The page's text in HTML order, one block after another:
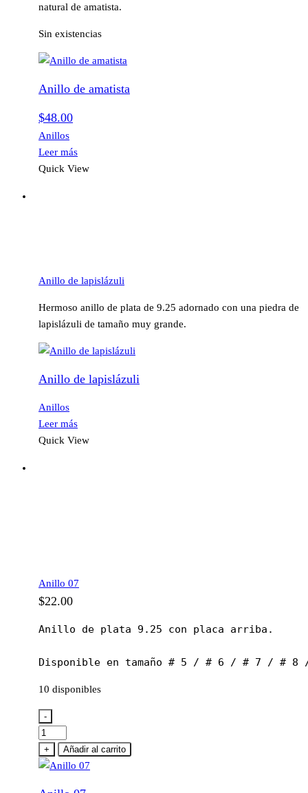
natural de amatista.
Sin existencias
Anillo de amatista
$48.00
Anillos
Leer más
Quick View
Anillo de lapislázuli
Hermoso anillo de plata de 9.25 adornado con una piedra de
lapislázuli de tamaño muy grande.
Anillo de lapislázuli
Anillos
Leer más
Quick View
Anillo 07
$22.00
Anillo de plata 9.25 con placa arriba.
Disponible en tamaño # 5 / # 6 / # 7 / # 8
10 disponibles
-
Anillo
07
cantidad
+ Añadir al carrito